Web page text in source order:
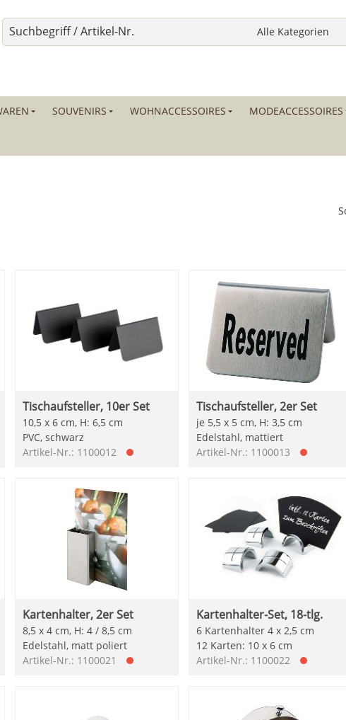
SOUVENIRS WOHNACCESSOIRES MODEACCESSOIRES
Tischaufsteller, 10er Set
10,5 x 6 cm, H: 6,5 cm
PVC, schwarz
Artikel-Nr.: 1100012
Tischaufsteller, 2er Set
je 5,5 x 5 cm, H: 3,5 cm
Edelstahl, mattiert
Artikel-Nr.: 1100013
Kartenhalter, 2er Set
8,5 x 4 cm, H: 4 / 8,5 cm
Edelstahl, matt poliert
Artikel-Nr.: 1100021
Kartenhalter-Set, 18-tlg.
6 Kartenhalter 4 x 2,5 cm
12 Karten: 10 x 6 cm
Artikel-Nr.: 1100022